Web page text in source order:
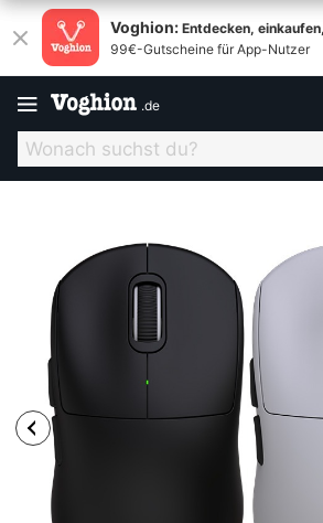
Voghion: Entdecken,
en
99€-Gutscheine für App-Nutzer
.de